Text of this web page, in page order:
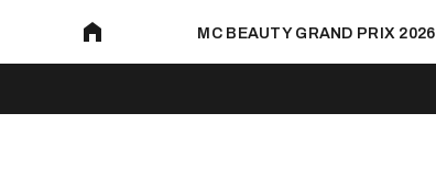
MC BEAUTY GRAND PRIX 2026